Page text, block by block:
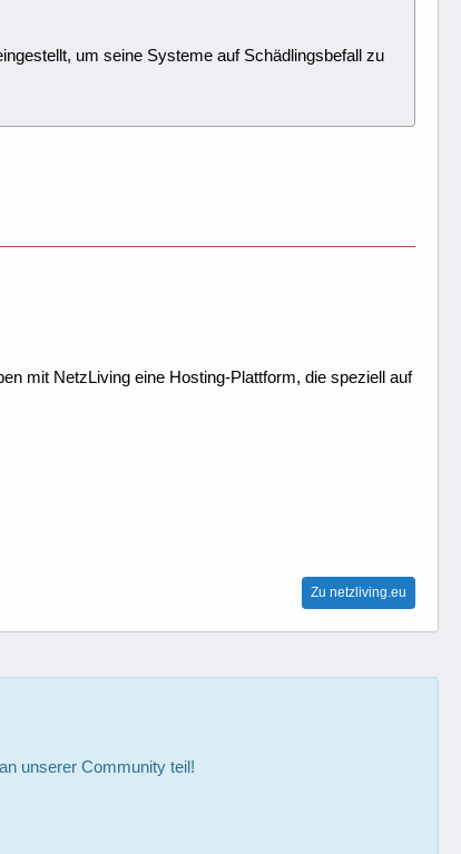
um seine Systeme auf Schädlingsbefall zu
mit NetzLiving eine Hosting-Plattform, die speziell auf
Zu netzliving.eu
unserer Community teil!